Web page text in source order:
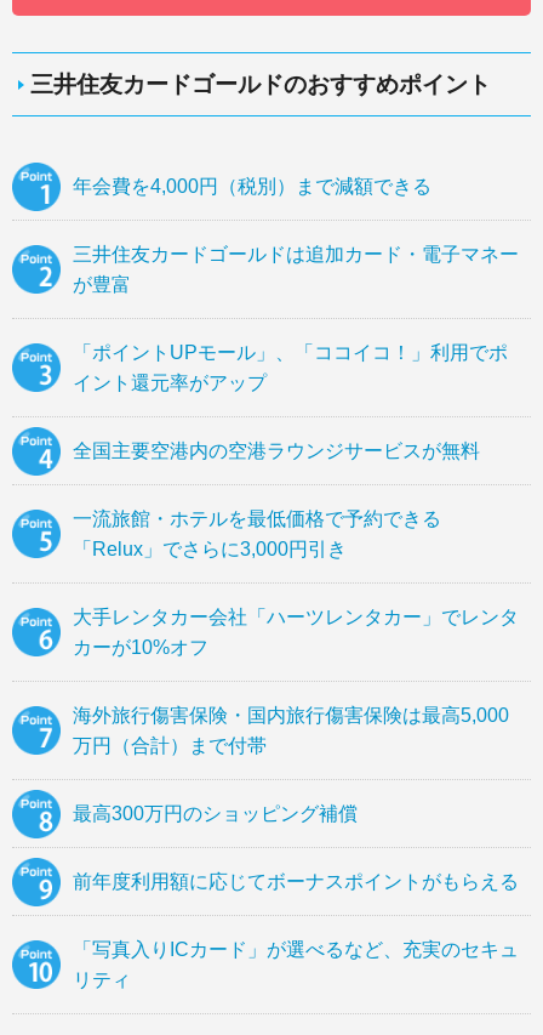
三井住友カードゴールドのおすすめポイント
年会費を4,000円（税別）まで減額できる
三井住友カードゴールドは追加カード・電子マネー
が豊富
「ポイントUPモール」、「ココイコ！」利用でポ
イント還元率がアップ
全国主要空港内の空港ラウンジサービスが無料
一流旅館・ホテルを最低価格で予約できる
「Relux」でさらに3,000円引き
大手レンタカー会社「ハーツレンタカー」でレンタ
カーが10%オフ
海外旅行傷害保険・国内旅行傷害保険は最高5,000
万円（合計）まで付帯
最高300万円のショッピング補償
前年度利用額に応じてボーナスポイントがもらえる
「写真入りICカード」が選べるなど、充実のセキュ
リティ